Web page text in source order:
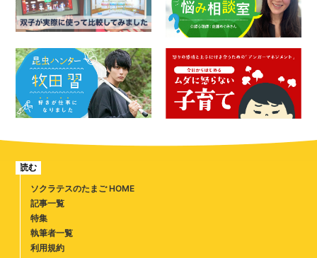
読む
ソクラテスのたまご HOME
記事一覧
特集
執筆者一覧
利用規約